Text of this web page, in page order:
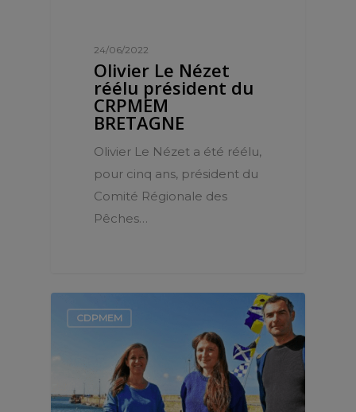
24/06/2022
Olivier Le Nézet
réélu président du
CRPMEM
BRETAGNE
Olivier Le Nézet a été réélu,
pour cinq ans, président du
Comité Régionale des
Pêches…
CDPMEM